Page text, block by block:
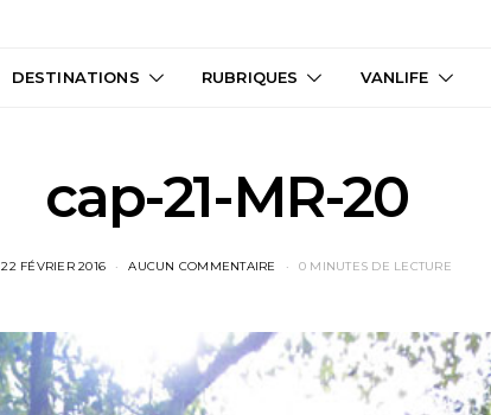
DESTINATIONS RUBRIQUES VANLIFE
cap-21-MR-20
22 FÉVRIER 2016 AUCUN COMMENTAIRE 0 MINUTES DE LECTURE